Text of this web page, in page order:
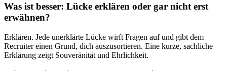
Was ist besser: Lücke erklären oder gar nicht erst
erwähnen?
Erklären. Jede unerklärte Lücke wirft Fragen auf und gibt dem
Recruiter einen Grund, dich auszusortieren. Eine kurze, sachliche
Erklärung zeigt Souveränität und Ehrlichkeit.